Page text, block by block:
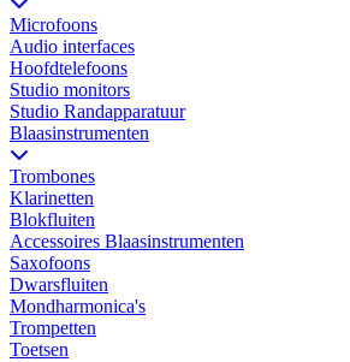
Microfoons
Audio interfaces
Hoofdtelefoons
Studio monitors
Studio Randapparatuur
Blaasinstrumenten
Trombones
Klarinetten
Blokfluiten
Accessoires Blaasinstrumenten
Saxofoons
Dwarsfluiten
Mondharmonica's
Trompetten
Toetsen